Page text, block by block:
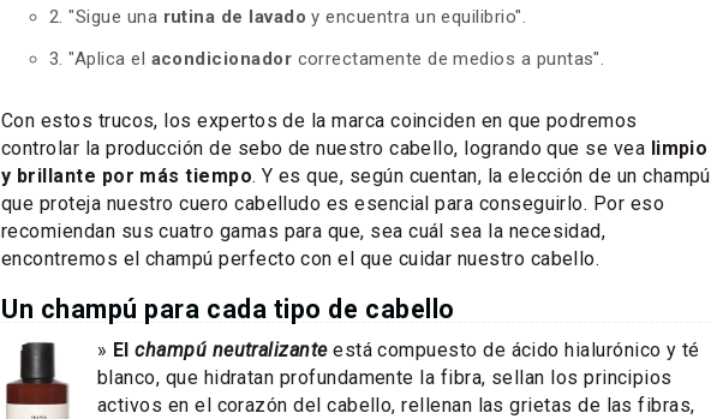
2. "Sigue una rutina de lavado y encuentra un equilibrio".
3. "Aplica el acondicionador correctamente de medios a puntas".
Con estos trucos, los expertos de la marca coinciden en que podremos
controlar la producción de sebo de nuestro cabello, logrando que se vea limpio
y brillante por más tiempo. Y es que, según cuentan, la elección de un champú
que proteja nuestro cuero cabelludo es esencial para conseguirlo. Por eso
recomiendan sus cuatro gamas para que, sea cuál sea la necesidad,
encontremos el champú perfecto con el que cuidar nuestro cabello.
Un champú para cada tipo de cabello
» Elchampú neutralizanteestá compuesto de ácido hialurónico y té
blanco, que hidratan profundamente la fibra, sellan los principios
activos en el corazón del cabello, rellenan las grietas de las fibras,